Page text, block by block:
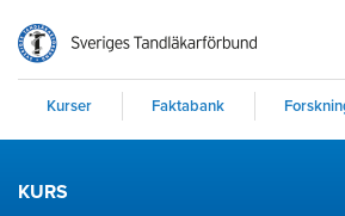
Kurser Faktabank
KURS